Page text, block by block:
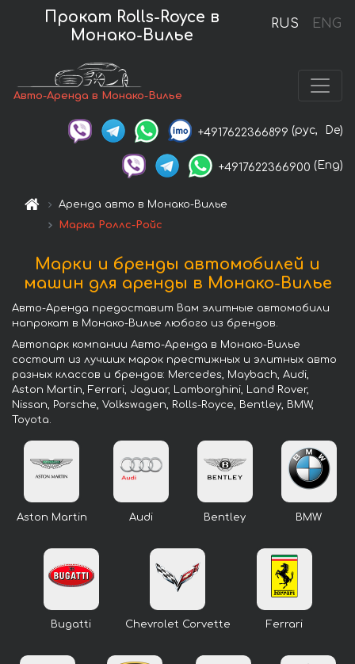
RUS ENG
Прокат Rolls-Royce в
Монако-Вилье
Авто-Аренда в Монако-Вилье
+4917622366899 (рус, De)
+4917622366900 (Eng)
Аренда авто в Монако-Вилье
Марка Роллс-Ройс
Марки и бренды автомобилей и
машин для аренды в Монако-Вилье
Авто-Аренда предоставит Вам элитные автомобили
напрокат в Монако-Вилье любого из брендов.
Автопарк компании Авто-Аренда в Монако-Вилье
состоит из лучших марок престижных и элитных авто
разных классов и брендов: Mercedes, Maybach, Audi,
Aston Martin, Ferrari, Jaguar, Lamborghini, Land Rover,
Nissan, Porsche, Volkswagen, Rolls-Royce, Bentley, BMW,
Toyota.
Aston Martin Audi Bentley BMW
Bugatti Chevrolet Corvette Ferrari